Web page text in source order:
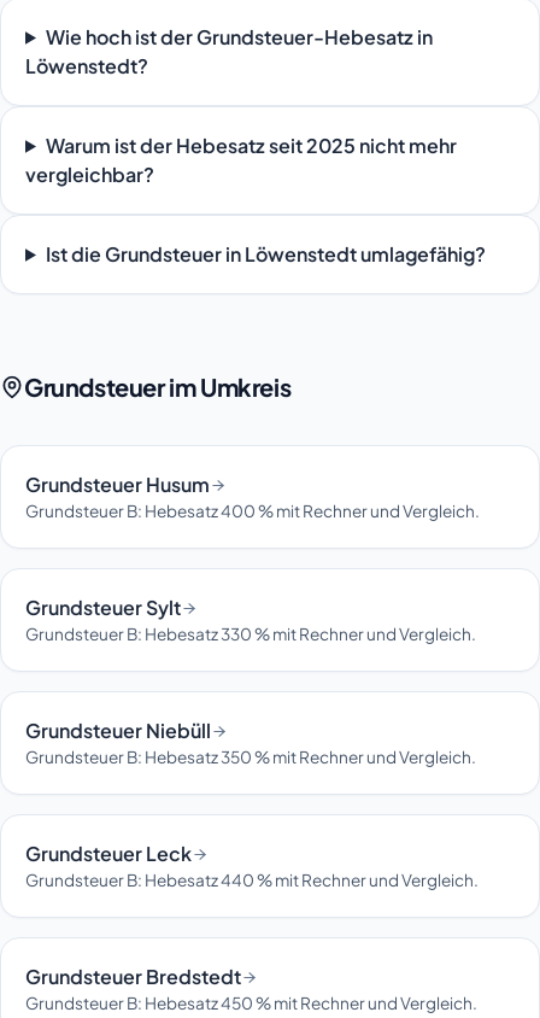
Wie hoch ist der Grundsteuer-Hebesatz in
Löwenstedt?
Warum ist der Hebesatz seit 2025 nicht mehr
vergleichbar?
Ist die Grundsteuer in Löwenstedt umlagefähig?
Grundsteuer im Umkreis
Grundsteuer Husum
Grundsteuer B: Hebesatz 400 % mit Rechner und Vergleich.
Grundsteuer Sylt
Grundsteuer B: Hebesatz 330 % mit Rechner und Vergleich.
Grundsteuer Niebüll
Grundsteuer B: Hebesatz 350 % mit Rechner und Vergleich.
Grundsteuer Leck
Grundsteuer B: Hebesatz 440 % mit Rechner und Vergleich.
Grundsteuer Bredstedt
Grundsteuer B: Hebesatz 450 % mit Rechner und Vergleich.